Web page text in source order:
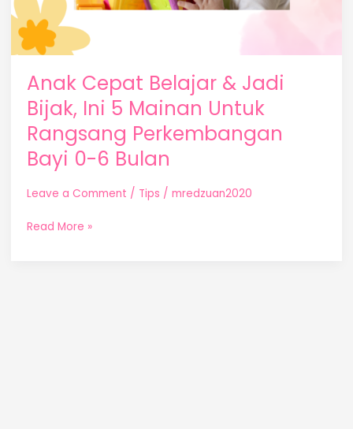
Anak Cepat Belajar & Jadi
Bijak, Ini 5 Mainan Untuk
Rangsang Perkembangan
Bayi 0-6 Bulan
Leave a Comment / Tips /mredzuan2020
Perkembangan
Bayi
0-
Bulan
Read More »